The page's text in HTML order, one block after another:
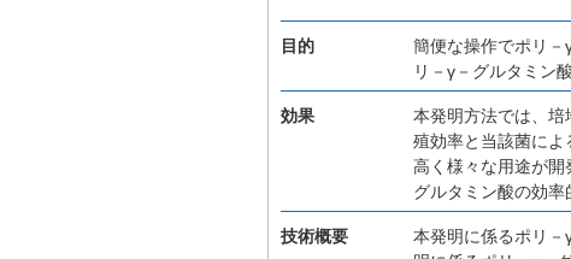
目的
簡便な操作でポリ－
リ－γ－グルタミン
効果
本発明方法では、
殖効率と当該菌に
高く様々な用途が開
グルタミン酸の効率
技術概要
本発明に係るポリ